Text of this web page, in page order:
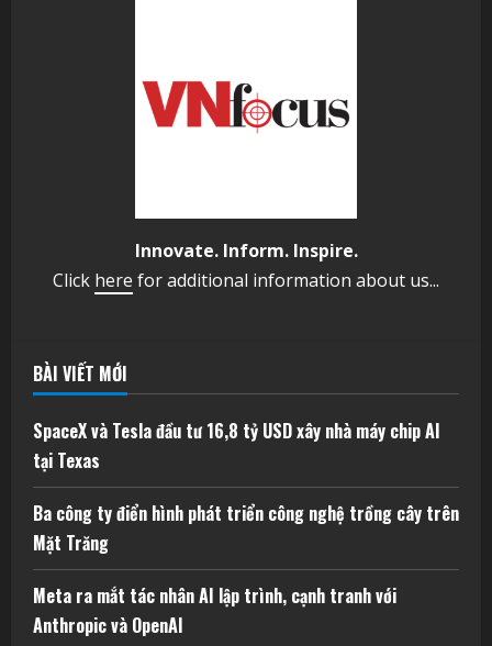
Innovate. Inform. Inspire.
Click here for additional information about us...
BÀI VIẾT MỚI
SpaceX và Tesla đầu tư 16,8 tỷ USD xây nhà máy chip AI
tại Texas
Ba công ty điển hình phát triển công nghệ trồng cây trên
Mặt Trăng
Meta ra mắt tác nhân AI lập trình, cạnh tranh với
Anthropic và OpenAI